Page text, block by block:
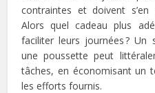
contraintes et doivent
Alors quel cadeau plus
faciliter leurs journées ? Un
une poussette peut
tâches, en économisant un
les efforts fournis.